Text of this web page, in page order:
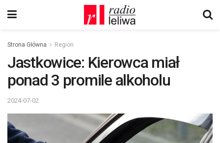
Strona Główna Region
Jastkowice: Kierowca miał
ponad 3 promile alkoholu
2024-07-02